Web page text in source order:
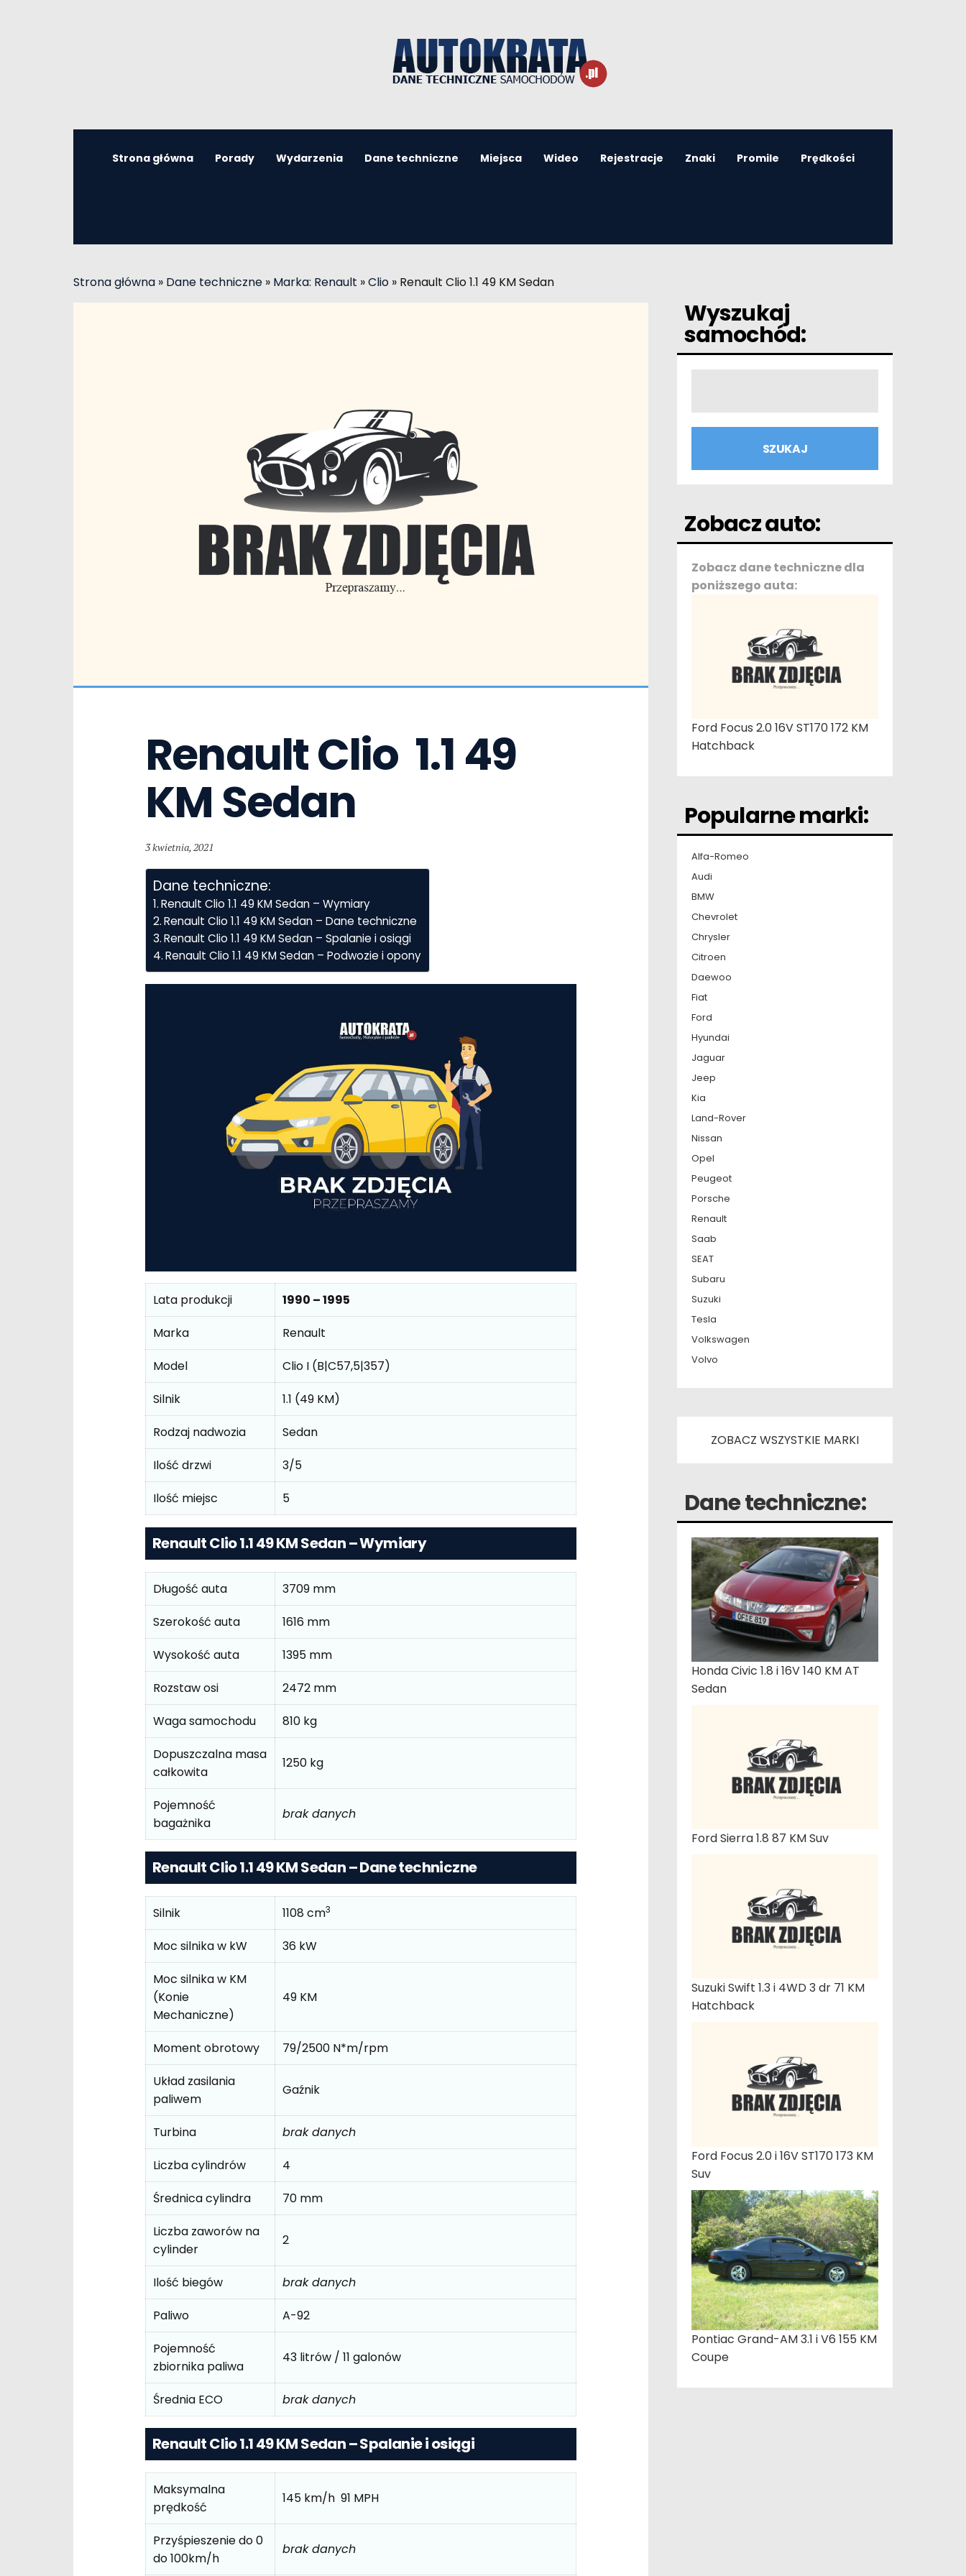
Strona główna Porady Wydarzenia Dane techniczne Miejsca Wideo Rejestracje Znaki Promile Prędkości
Strona główna » Dane techniczne » Marka: Renault »Clio » Renault Clio 1.1 49 KM Sedan
Renault Clio  1.1 49
KM Sedan
3 kwietnia, 2021
Dane techniczne:
Renault Clio 1.1 49 KM Sedan – Wymiary
Renault Clio 1.1 49 KM Sedan – Dane techniczne
Renault Clio 1.1 49 KM Sedan – Spalanie i osiągi
Renault Clio 1.1 49 KM Sedan – Podwozie i opony
Lata produkcji
1990 – 1995
Marka
Renault
Model
Clio I (B|C57,5|357)
Silnik
1.1 (49 KM)
Rodzaj nadwozia
Sedan
Ilość drzwi
3/5
Ilość miejsc
5
Renault Clio 1.1 49 KM Sedan – Wymiary
Długość auta
3709 mm
Szerokość auta
1616 mm
Wysokość auta
1395 mm
Rozstaw osi
2472 mm
Waga samochodu
810 kg
Dopuszczalna masa
całkowita
1250 kg
Pojemność
bagażnika
brak danych
Renault Clio 1.1 49 KM Sedan – Dane techniczne
Silnik 1108 cm3
Moc silnika w kW
36 kW
Moc silnika w KM
(Konie
Mechaniczne)
49 KM
Moment obrotowy
79/2500 N*m/rpm
Układ zasilania
paliwem
Gaźnik
Turbina
brak danych
Liczba cylindrów
4
Średnica cylindra
70 mm
Liczba zaworów na
cylinder
2
Ilość biegów
brak danych
Paliwo
A-92
Pojemność
zbiornika paliwa
43 litrów / 11 galonów
Średnia ECO brak danych
Renault Clio 1.1 49 KM Sedan – Spalanie i osiągi
Maksymalna
prędkość
145 km/h 91 MPH
Przyśpieszenie do 0
do 100km/h
brak danych
Wyszukaj
samochód:
Zobacz auto:
Zobacz dane techniczne dla
poniższego auta:
Ford Focus 2.0 16V ST170 172 KM
Hatchback
Popularne marki:
Alfa-Romeo
Audi
BMW
Chevrolet
Chrysler
Citroen
Daewoo
Fiat
Ford
Hyundai
Jaguar
Jeep
Kia
Land-Rover
Nissan
Opel
Peugeot
Porsche
Renault
Saab
SEAT
Subaru
Suzuki
Tesla
Volkswagen
Volvo
ZOBACZ WSZYSTKIE MARKI
Dane techniczne:
Honda Civic 1.8 i 16V 140 KM AT
Sedan
Ford Sierra 1.8 87 KM Suv
Suzuki Swift 1.3 i 4WD 3 dr 71 KM
Hatchback
Ford Focus 2.0 i 16V ST170 173 KM
Suv
Pontiac Grand-AM 3.1 i V6 155 KM
Coupe